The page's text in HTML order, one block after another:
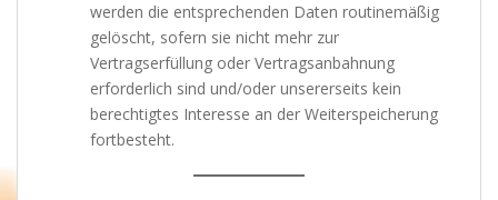
werden die entsprechenden Daten routinemäßig
gelöscht, sofern sie nicht mehr zur
Vertragserfüllung oder Vertragsanbahnung
erforderlich sind und/oder unsererseits kein
berechtigtes Interesse an der Weiterspeicherung
fortbesteht.